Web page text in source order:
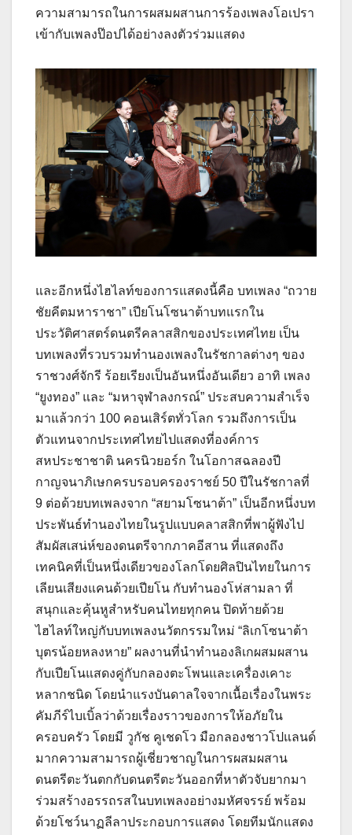
ความสามารถในการผสมผสานการร้องเพลงโอเปรา
เข้ากับเพลงป๊อปได้อย่างลงตัวร่วมแสดง
และอีกหนึ่งไฮไลท์ของการแสดงนี้คือ บทเพลง “ถวาย
ชัยคีตมหาราชา” เปียโนโซนาต้าบทแรกใน
ประวัติศาสตร์ดนตรีคลาสสิกของประเทศไทย เป็น
บทเพลงที่รวบรวมทำนองเพลงในรัชกาลต่างๆ ของ
ราชวงศ์จักรี ร้อยเรียงเป็นอันหนึ่งอันเดียว อาทิ เพลง
“ยูงทอง” และ “มหาจุฬาลงกรณ์” ประสบความสำเร็จ
มาแล้วกว่า 100 คอนเสิร์ตทั่วโลก รวมถึงการเป็น
ตัวแทนจากประเทศไทยไปแสดงที่องค์การ
สหประชาชาติ นครนิวยอร์ก ในโอกาสฉลองปี
กาญจนาภิเษกครบรอบครองราชย์ 50 ปีในรัชกาลที่
9 ต่อด้วยบทเพลงจาก “สยามโซนาต้า” เป็นอีกหนึ่งบท
ประพันธ์ทำนองไทยในรูปแบบคลาสสิกที่พาผู้ฟังไป
สัมผัสเสน่ห์ของดนตรีจากภาคอีสาน ที่แสดงถึง
เทคนิคที่เป็นหนึ่งเดียวของโลกโดยศิลปินไทยในการ
เลียนเสียงแคนด้วยเปียโน กับทำนองโห่สามลา ที่
สนุกและคุ้นหูสำหรับคนไทยทุกคน ปิดท้ายด้วย
ไฮไลท์ใหญ่กับบทเพลงนวัตกรรมใหม่ “ลิเกโซนาต้า
บุตรน้อยหลงหาย” ผลงานที่นำทำนองลิเกผสมผสาน
กับเปียโนแสดงคู่กับกลองตะโพนและเครื่องเคาะ
หลากชนิด โดยนำแรงบันดาลใจจากเนื้อเรื่องในพระ
คัมภีร์ไบเบิ้ลว่าด้วยเรื่องราวของการให้อภัยใน
ครอบครัว โดยมี วูกัช คูเชดโว มือกลองชาวโปแลนด์
มากความสามารถผู้เชี่ยวชาญในการผสมผสาน
ดนตรีตะวันตกกับดนตรีตะวันออกที่หาตัวจับยากมา
ร่วมสร้างอรรถรสในบทเพลงอย่างมหัศจรรย์ พร้อม
ด้วยโชว์นาฏลีลาประกอบการแสดง โดยทีมนักแสดง